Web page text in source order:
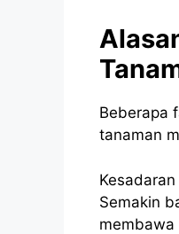
Beberapa
tanaman
Semakin